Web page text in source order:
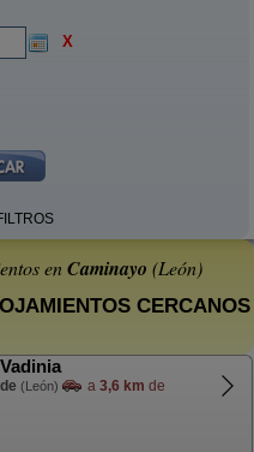
X
enCaminayo (León)
CERCANOS
(León) a 3,6 km de